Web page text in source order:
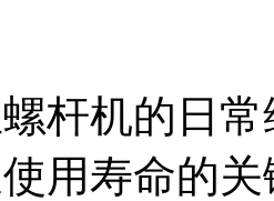
杆机的日
用寿命的